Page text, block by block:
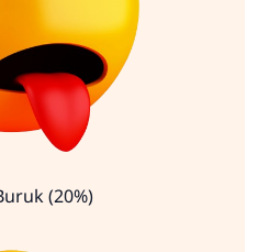
(20%)